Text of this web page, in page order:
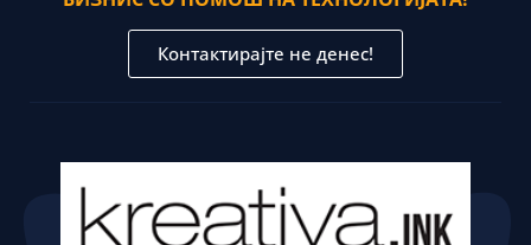
Контактирајте не денес!